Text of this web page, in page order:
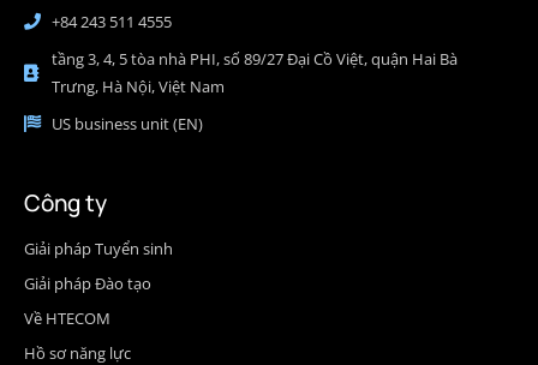
+84 243 511 4555
tầng 3, 4, 5 tòa nhà PHI, số 89/27 Đại Cồ Việt, quận Hai Bà
Trưng, Hà Nội, Việt Nam
US business unit (EN)
Công ty
Giải pháp Tuyển sinh
Giải pháp Đào tạo
Về HTECOM
Hồ sơ năng lực